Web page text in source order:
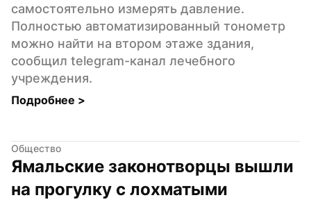
самостоятельно измерять давление.
Полностью автоматизированный тонометр
можно найти на втором этаже здания,
сообщил telegram-канал лечебного
учреждения.
Подробнее >
Общество
Ямальские законотворцы вышли
на прогулку с лохматыми